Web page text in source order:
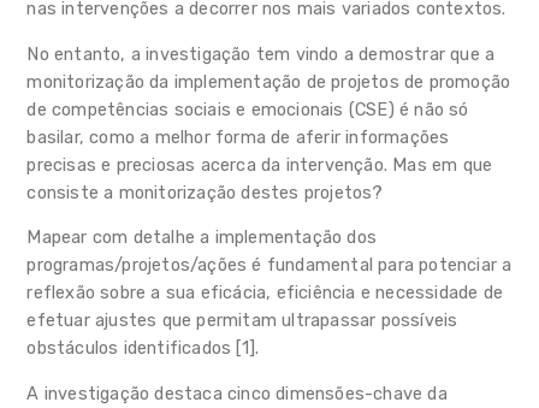
Implementação de programas de
Exemplos de boas práticas das
Escolas
competências sociais e emocionais
Ação Socioeducativa
Alimentação escolar
Programas e iniciativas
nas intervenções a decorrer nos mais variados contextos.
No entanto, a investigação tem vindo a demostrar que a
monitorização da implementação de projetos de promoção
de competências sociais e emocionais (CSE) é não só
basilar, como a melhor forma de aferir informações
precisas e preciosas acerca da intervenção. Mas em que
consiste a monitorização destes projetos?
Mapear com detalhe a implementação dos
programas/projetos/ações é fundamental para potenciar a
reflexão sobre a sua eficácia, eficiência e necessidade de
efetuar ajustes que permitam ultrapassar possíveis
obstáculos identificados [1].
A investigação destaca cinco dimensões-chave da